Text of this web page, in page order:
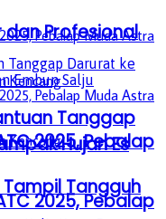
2025, Pebalap
Tangguh
dan Profesional
2025, Pebalap
Tanggap
Hujan Es